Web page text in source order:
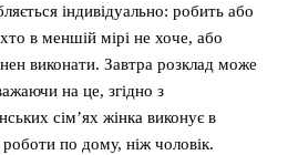
індивідуально: робить або
в меншій мірі не хоче, або
виконати. Завтра розклад може
на це, згідно з
сім’ях жінка виконує в
по дому, ніж чоловік.